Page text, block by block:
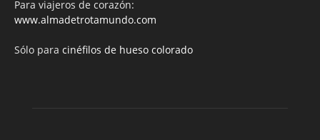
Para viajeros de corazón:
www.almadetrotamundo.com
Sólo para cinéfilos de hueso colorado